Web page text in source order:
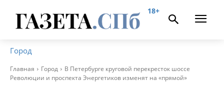
18+
Город
Главная Город
В Петербурге круговой перекресток шоссе
Революции и проспекта Энергетиков изменят на «прямой»